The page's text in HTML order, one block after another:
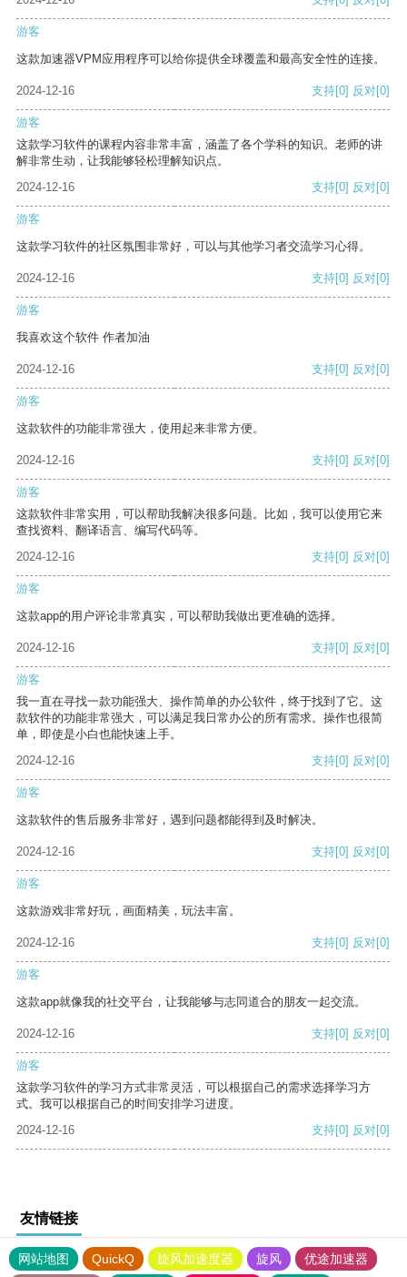
游客
这款加速器VPM应用程序可以给你提供全球覆盖和最高安全性的连接。
2024-12-16 支持[0] 反对[0]
游客
这款学习软件的课程内容非常丰富，涵盖了各个学科的知识。老师的讲
解非常生动，让我能够轻松理解知识点。
2024-12-16
支持[0] 反对[0]
游客
这款学习软件的社区氛围非常好，可以与其他学习者交流学习心得。
2024-12-16 支持[0] 反对[0]
游客
我喜欢这个软件 作者加油
2024-12-16 支持[0] 反对[0]
游客
这款软件的功能非常强大，使用起来非常方便。
2024-12-16 支持[0] 反对[0]
游客
这款软件非常实用，可以帮助我解决很多问题。比如，我可以使用它来
查找资料、翻译语言、编写代码等。
2024-12-16
支持[0] 反对[0]
游客
这款app的用户评论非常真实，可以帮助我做出更准确的选择。
2024-12-16 支持[0] 反对[0]
游客
我一直在寻找一款功能强大、操作简单的办公软件，终于找到了它。这
款软件的功能非常强大，可以满足我日常办公的所有需求。操作也很简
单，即使是小白也能快速上手。
2024-12-16
支持[0] 反对[0]
游客
这款软件的售后服务非常好，遇到问题都能得到及时解决。
2024-12-16 支持[0] 反对[0]
游客
这款游戏非常好玩，画面精美，玩法丰富。
2024-12-16 支持[0] 反对[0]
游客
这款app就像我的社交平台，让我能够与志同道合的朋友一起交流。
2024-12-16 支持[0] 反对[0]
游客
这款学习软件的学习方式非常灵活，可以根据自己的需求选择学习方
式。我可以根据自己的时间安排学习进度。
2024-12-16
支持[0] 反对[0]
友情链接
网站地图 QuickQ 旋风加速度器 旋风 优途加速器